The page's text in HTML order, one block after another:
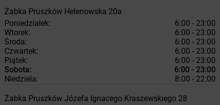
Żabka Pruszków Helenowska 20a
Poniedziałek:
6:00 - 23:00
Wtorek:
6:00 - 23:00
Środa:
6:00 - 23:00
Czwartek:
6:00 - 23:00
Piątek:
6:00 - 23:00
Sobota:
6:00 - 23:00
Niedziela:
8:00 - 22:00
Żabka Pruszków Józefa Ignacego Kraszewskiego 28